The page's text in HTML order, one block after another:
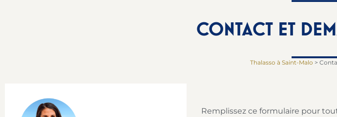
CONTACT ET
Thalasso à Saint-Malo >
Remplissez ce formulaire pour